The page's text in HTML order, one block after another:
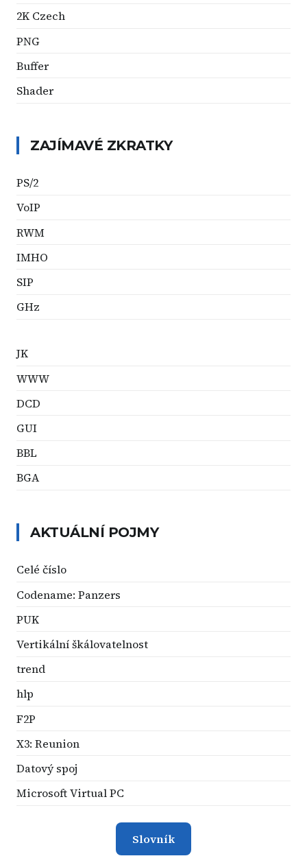
2K Czech
PNG
Buffer
Shader
ZAJÍMAVÉ ZKRATKY
PS/2
VoIP
RWM
IMHO
SIP
GHz
JK
WWW
DCD
GUI
BBL
BGA
AKTUÁLNÍ POJMY
Celé číslo
Codename: Panzers
PUK
Vertikální škálovatelnost
trend
hlp
F2P
X3: Reunion
Datový spoj
Microsoft Virtual PC
Slovník